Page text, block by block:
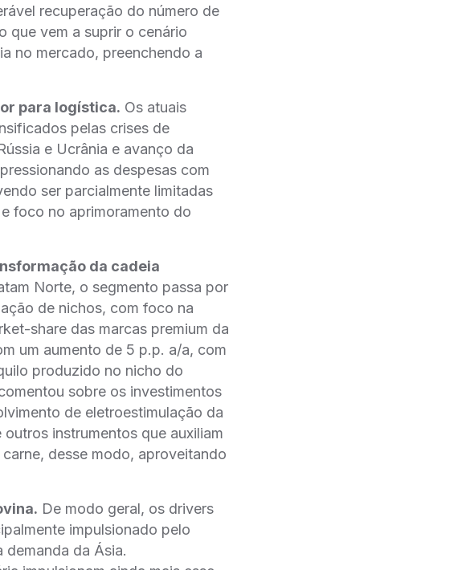
recuperação do número de
que vem a suprir o cenário
no mercado, preenchendo a
para logística. Os atuais
pelas crises de
e Ucrânia e avanço da
as despesas com
ser parcialmente limitadas
foco no aprimoramento do
da cadeia
Norte, o segmento passa por
de nichos, com foco na
share das marcas premium da
um aumento de 5 p.p. a/a, com
produzido no nicho do
sobre os investimentos
de eletroestimulação da
instrumentos que auxiliam
desse modo, aproveitando
De modo geral, os drivers
impulsionado pelo
da Ásia.